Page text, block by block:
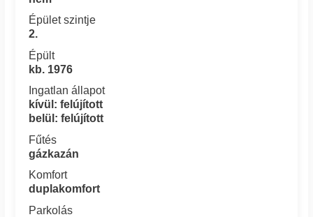
Épület szintje
2.
Épült
kb. 1976
Ingatlan állapot
kívül: felújított
belül: felújított
Fűtés
gázkazán
Komfort
duplakomfort
Parkolás